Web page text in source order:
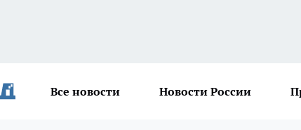
Все новости Новости России